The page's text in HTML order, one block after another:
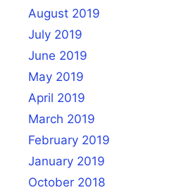
August 2019
July 2019
June 2019
May 2019
April 2019
March 2019
February 2019
January 2019
October 2018